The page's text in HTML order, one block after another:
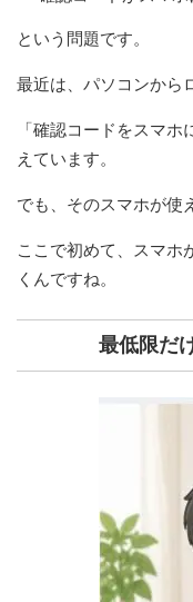
という問題です。
最近は、パソコンから
「確認コードをスマ
えています。
でも、そのスマホが使
ここで初めて、スマホ
くんですね。
最低限だ